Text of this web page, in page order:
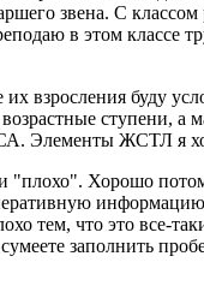
звена. С
в этом классе
буду
ступени, а
Элементы ЖСТЛ я
"плохо". Хорошо
тем, что это все-
заполнить